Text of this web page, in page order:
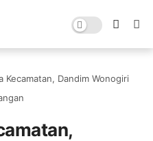
Kecamatan, Dandim Wonogiri